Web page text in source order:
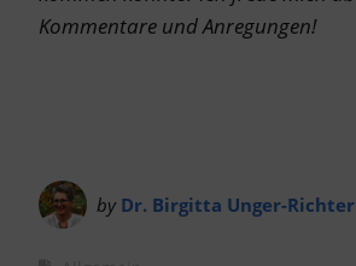
Kommentare und Anregungen!
by Dr. Birgitta Unger-Richter